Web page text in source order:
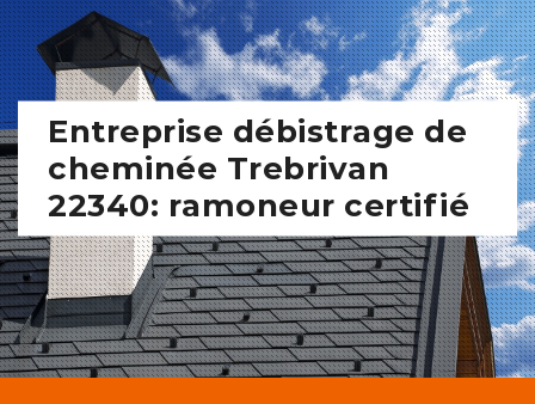
Entreprise débistrage de
cheminée Trebrivan
22340: ramoneur certifié